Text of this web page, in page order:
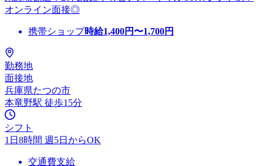
オンライン面接◎
携帯ショップ時給1,400円〜1,700円
勤務地
面接地
兵庫県たつの市
本竜野駅 徒歩15分
シフト
1日8時間 週5日からOK
交通費支給